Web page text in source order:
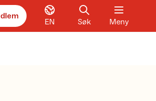
EN Søk Meny